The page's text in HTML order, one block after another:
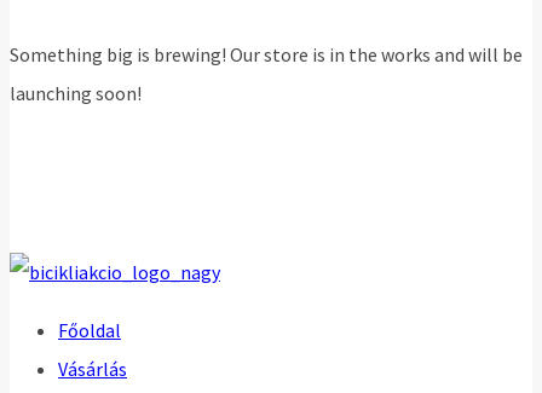
Something big is brewing! Our store is in the works and will be
launching soon!
Főoldal
Vásárlás